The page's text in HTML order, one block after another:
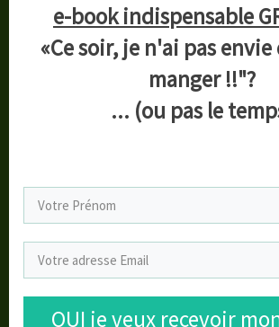
Inscrivez vous pour
Merci d'avoir lu
article!
e-book indispensable
«Ce soir, je n'ai pas
manger !!"?
... (ou pas le
OUI je veux recevoir